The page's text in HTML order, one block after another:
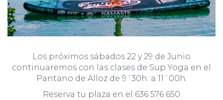
Los próximos sábados 22 y 29 de Junio
continuaremos con las clases de Sup Yoga en el
Pantano de Alloz de 9´30h. a 11´00h.
Reserva tu plaza en el 636 576 650